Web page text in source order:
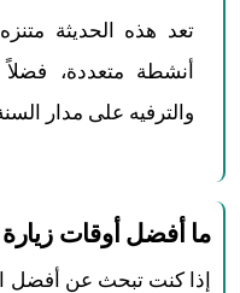
تعد هذه الحديثة
أنشطة متعددة،
والترفيه على مدار
ما أفضل أوقات زيارة
إذا كنت تبحث عن أفضل